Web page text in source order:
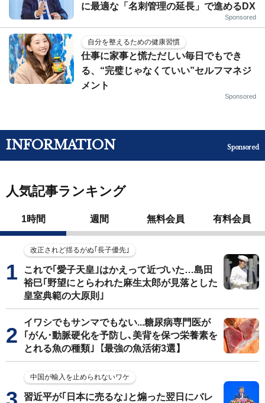
に最適な「名刺管理の延長」で進めるDX
Sponsored
自分を整えるための健康習慣
仕事に家事と慌ただしい毎日でもでき
る、“完璧じゃなくていい”セルフマネジ
メント
Sponsored
INFORMATION Sponsored
人気記事ランキング
1時間 週間 無料会員 有料会員
改正されど揺るがぬ｢長子優先｣
これで｢愛子天皇｣はかえって近づいた…島田
裕巳｢野望にとらわれた麻生太郎が見落とした
皇室典範の大原則｣
イワシでもサンマでもない...糖尿病専門医が
｢がん･動脈硬化を予防し､美背を保つ栄養素を
とれる魚の種類｣【最強の魚活術3選】
中国が輸入を止められないワケ
習近平が｢日本に売るな｣と煽った翌日にバレ